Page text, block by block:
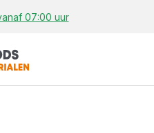
07:00 uur